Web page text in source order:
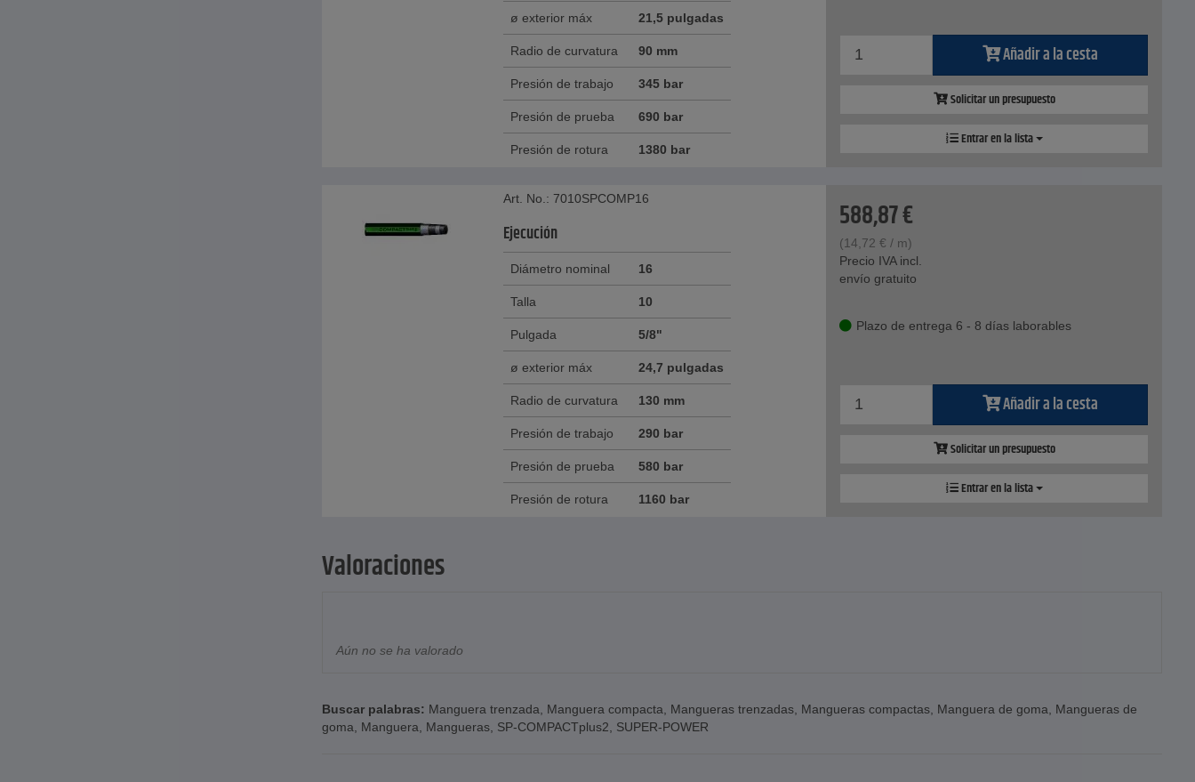
ø exterior máx 21,5 pulgadas
Radio de curvatura 90 mm
Presión de trabajo 345 bar
Presión de prueba 690 bar
Presión de rotura 1380 bar
Añadir a la cesta
Solicitar un presupuesto
Entrar en la lista
Art. No.: 7010SPCOMP16
Ejecución
Diámetro nominal 16
Talla 10
Pulgada 5/8"
ø exterior máx 24,7 pulgadas
Radio de curvatura 130 mm
Presión de trabajo 290 bar
Presión de prueba 580 bar
Presión de rotura 1160 bar
588,87€
(14,72 € / m)
Precio IVA incl.
envío gratuito
Plazo de entrega 6 - 8 días laborables
Añadir a la cesta
Solicitar un presupuesto
Entrar en la lista
Valoraciones
Aún no se ha valorado
Buscar palabras: Manguera trenzada Manguera compacta Mangueras trenzadas Mangueras compactas Manguera de goma
Mangueras de
goma
Manguera Mangueras SP-COMPACTplus2 SUPER-POWER